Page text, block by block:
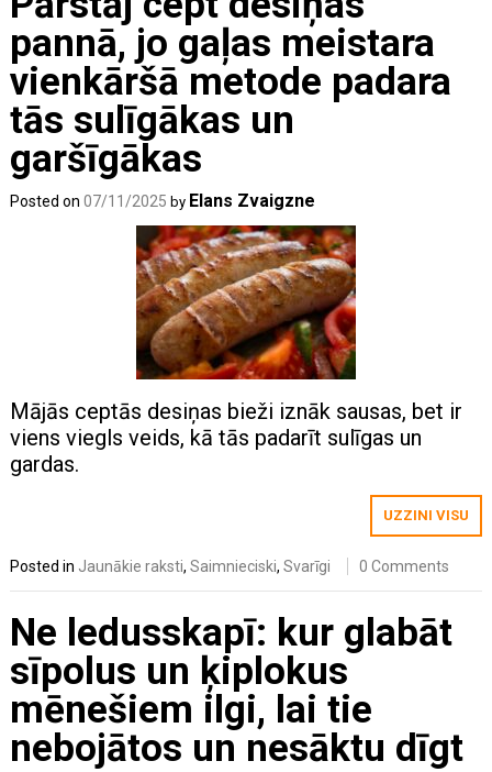
pannā, jo gaļas meistara
vienkāršā metode padara
tās sulīgākas un
garšīgākas
Posted on07/11/2025 by Elans Zvaigzne
Mājās ceptās desiņas bieži iznāk sausas, bet ir
viens viegls veids, kā tās padarīt sulīgas un
gardas.
UZZINI VISU
Posted in Jaunākie raksti,Saimnieciski,Svarīgi 0 Comments
Ne ledusskapī: kur glabāt
sīpolus un ķiplokus
mēnešiem ilgi, lai tie
nebojātos un nesāktu dīgt